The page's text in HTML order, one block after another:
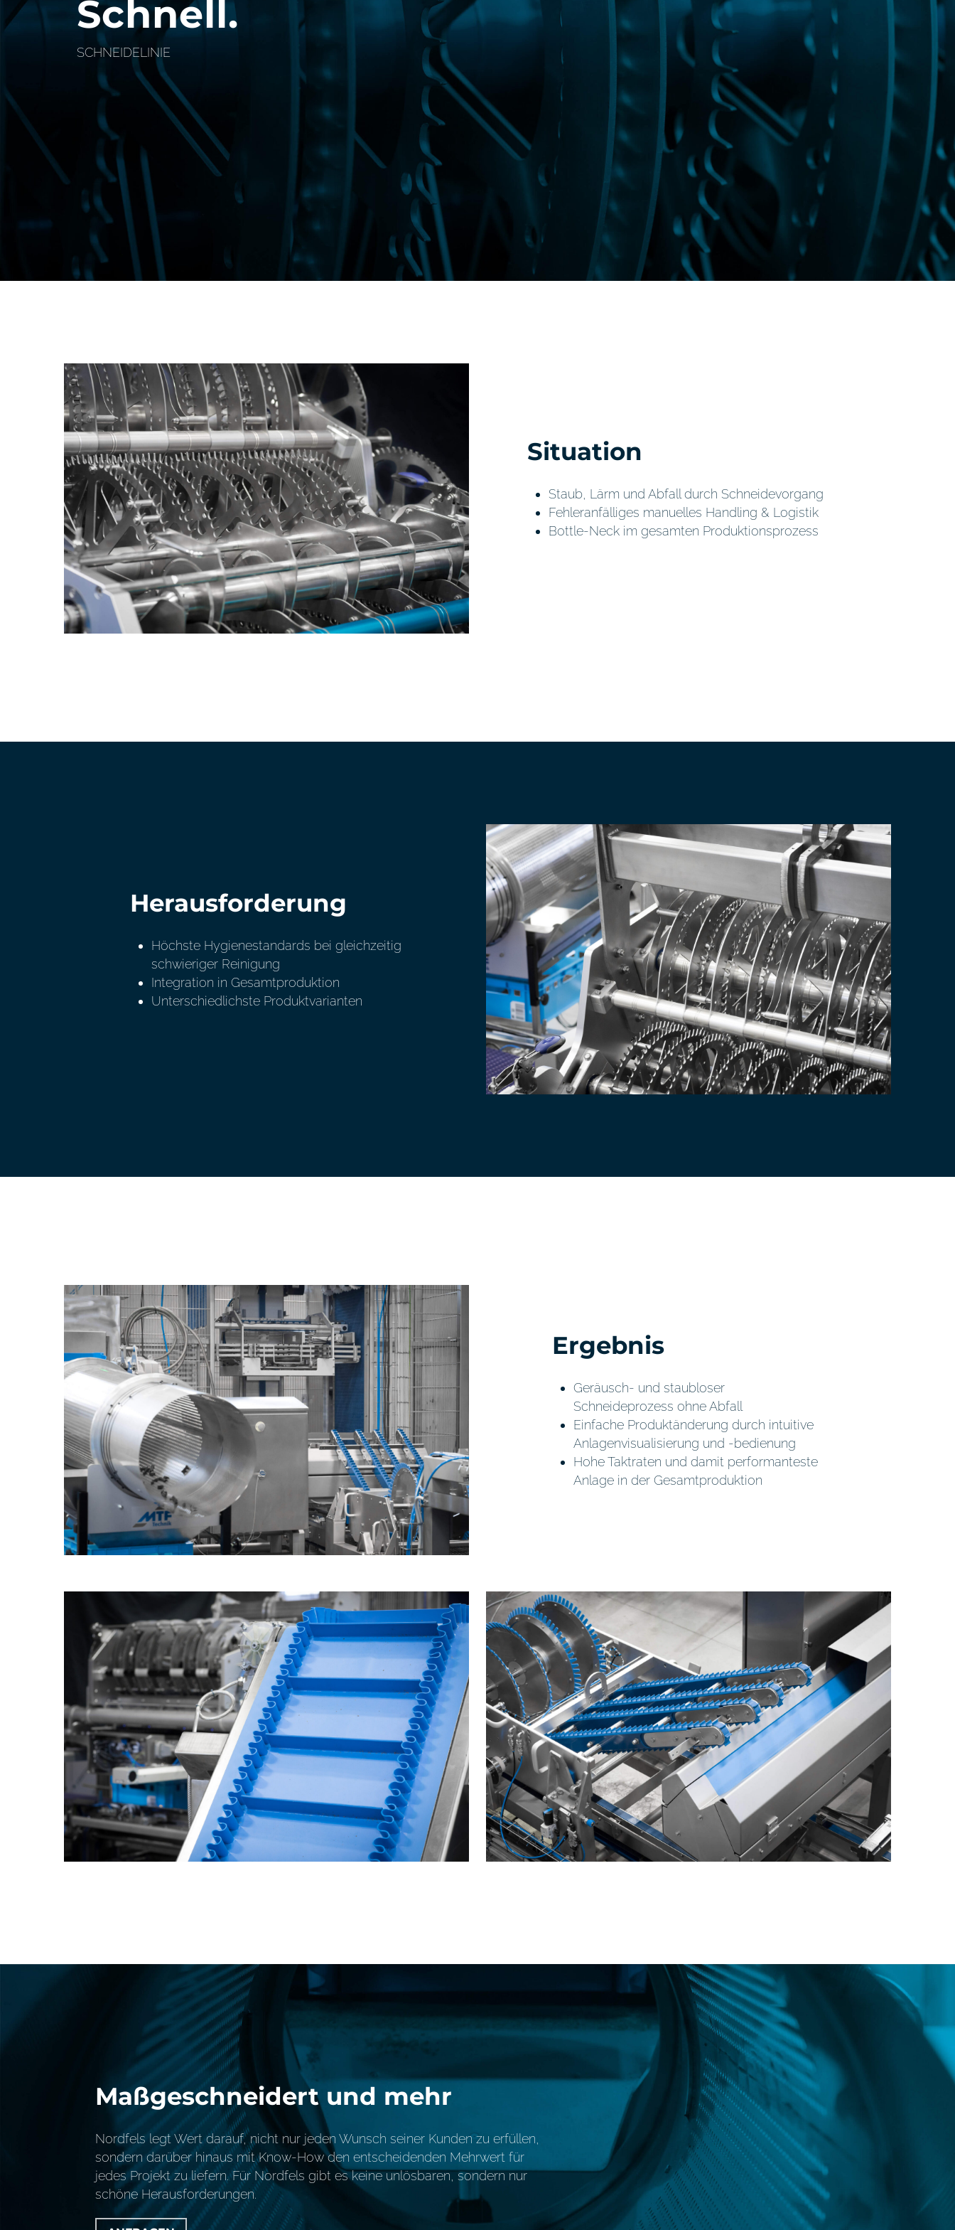
Schnell.
SCHNEIDELINIE
Situation
Staub, Lärm und Abfall durch Schneidevorgang
Fehleranfälliges manuelles Handling & Logistik
Bottle-Neck im gesamten Produktionsprozess
Herausforderung
Höchste Hygienestandards bei gleichzeitig
schwieriger Reinigung
Integration in Gesamtproduktion
Unterschiedlichste Produktvarianten
Ergebnis
Geräusch- und staubloser
Schneideprozess ohne Abfall
Einfache Produktänderung durch intuitive
Anlagenvisualisierung und -bedienung
Hohe Taktraten und damit performanteste
Anlage in der Gesamtproduktion
Maßgeschneidert und mehr
Nordfels legt Wert darauf, nicht nur jeden Wunsch seiner Kunden zu erfüllen,
sondern darüber hinaus mit Know-How den entscheidenden Mehrwert für
jedes Projekt zu liefern. Für Nordfels gibt es keine unlösbaren, sondern nur
schöne Herausforderungen.